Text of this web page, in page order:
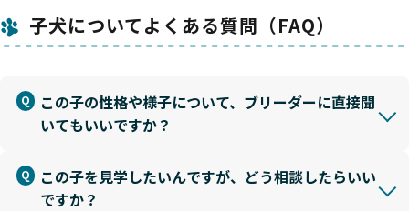
子犬についてよくある質問（FAQ）
この子の性格や様子について、ブリーダーに直接聞
いてもいいですか？
この子を見学したいんですが、どう相談したらいい
ですか？